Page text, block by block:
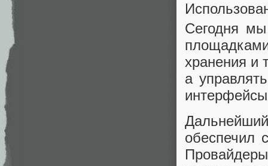
Сегодня мы
хранения и
а
обеспечил